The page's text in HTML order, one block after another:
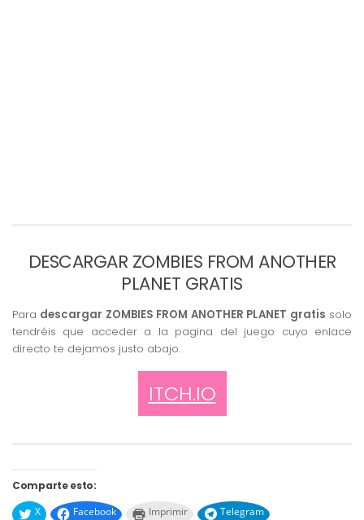
DESCARGAR ZOMBIES FROM ANOTHER
PLANET GRATIS
Para descargar ZOMBIES FROM ANOTHER PLANET gratis solo
tendréis que acceder a la pagina del juego cuyo enlace
directo te dejamos justo abajo.
ITCH.IO
Comparte esto:
X
Facebook Imprimir Telegram